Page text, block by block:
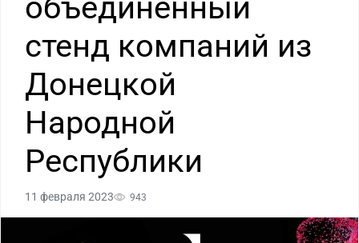
объединённый
стенд компаний из
Донецкой
Народной
Республики
11 февраля 2023 943